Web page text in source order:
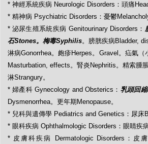
* 神經系統疾病 Neurologic Disorders：頭痛
* 精神病 Psychiatric Disorders：憂鬱Melancholy
* 泌尿生殖系統疾病 Genitourinary Disorders：
石Stones。梅毒Syphilis。膀胱疾病Bladder,
淋病Gonorrhea。皰疹Herpes。Gravel。疝氣
Masturbation, effects。腎炎Nephritis。精索腫
淋Strangury。
* 婦產科 Gynecology and Obsterics： 乳頭回
Dysmenorrhea。更年期Menopause。
* 兒科與遺傳學 Pediatrics and Genetics：尿床
* 眼科疾病 Ophthalmologic Disorders：眼睛疾
* 皮膚科疾病 Dermatologic Disorders：皮